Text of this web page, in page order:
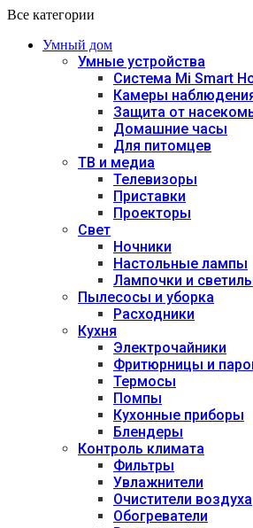
Все категории
Умный дом
Умные устройства
Система Mi Smart
Камеры
Защита от
Домашние часы
Для питомцев
ТВ и медиа
Телевизоры
Приставки
Проекторы
Свет
Ночники
Настольные лампы
Лампочки и
Пылесосы и уборка
Расходники
Кухня
Электрочайники
Фритюрницы и
Термосы
Помпы
Кухонные приборы
Блендеры
Контроль климата
Фильтры
Увлажнители
Очистители воздуха
Обогреватели